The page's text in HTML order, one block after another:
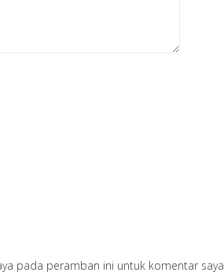
pada peramban ini untuk komentar saya